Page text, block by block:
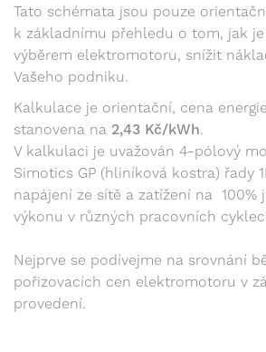
Tato schémata jsou pouze
k základnímu přehledu o tom, jak
výběrem elektromotoru, snížit
Vašeho podniku.
Kalkulace je orientační, cena
stanovena na 2,43 Kč/kWh.
V kalkulaci je uvažován 4-pólový
Simotics GP (hliníková kostra) řady
napájení ze sítě a zatížení na 100%
výkonu v různých pracovních
Nejprve se podívejme na srovnání
pořizovacích cen elektromotoru v
provedení.